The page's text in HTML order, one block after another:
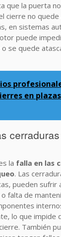
que la puerta
cierre no
en sistemas
puede
se quede
en
la falla en las
. Las
pueden sufrir
falta de
lo que impide
También